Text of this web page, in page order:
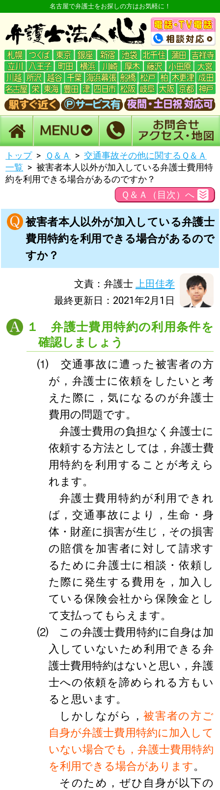
名古屋で弁護士をお探しの方はお気軽に！
トップ Ｑ＆Ａ
交通事故その他に関するＱ＆Ａ
一覧
被害者本人以外が加入している弁護士費用特
約を利用できる場合があるのですか？
Ｑ＆Ａ（目次）へ
被害者本人以外が加入している弁護士
費用特約を利用できる場合があるので
すか？
文責：弁護士
上田佳孝
最終更新日：2021年2月1日
１ 弁護士費用特約の利用条件を
確認しましょう
⑴ 交通事故に遭った被害者の方
が，弁護士に依頼をしたいと考
えた際に，気になるのが弁護士
費用の問題です。
弁護士費用の負担なく弁護士に
依頼する方法としては，弁護士費
用特約を利用することが考えら
れます。
弁護士費用特約が利用できれ
ば，交通事故により，生命・身
体・財産に損害が生じ，その損害
の賠償を加害者に対して請求す
るために弁護士に相談・依頼し
た際に発生する費用を，加入し
ている保険会社から保険金とし
て支払ってもらえます。
⑵ この弁護士費用特約に自身は加
入していないため利用できる弁
護士費用特約はないと思い，弁護
士への依頼を諦められる方もい
ると思います。
しかしながら，被害者の方ご
自身が弁護士費用特約に加入して
いない場合でも，弁護士費用特約
を利用できる場合があります。
そのため，ぜひ自身が以下の